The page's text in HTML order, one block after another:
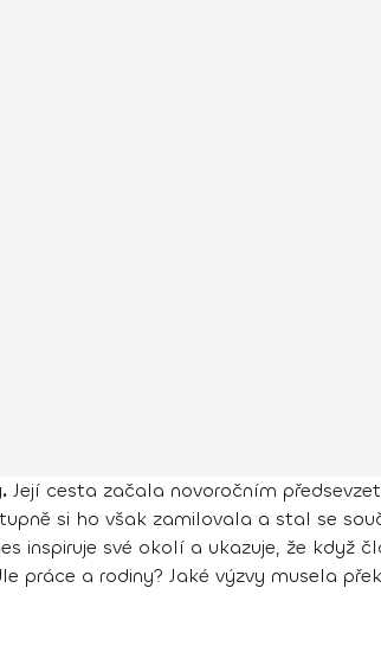
Její cesta začala novoročním
si ho však zamilovala a stal se
inspiruje své okolí a ukazuje, že když
práce a rodiny? Jaké výzvy musela